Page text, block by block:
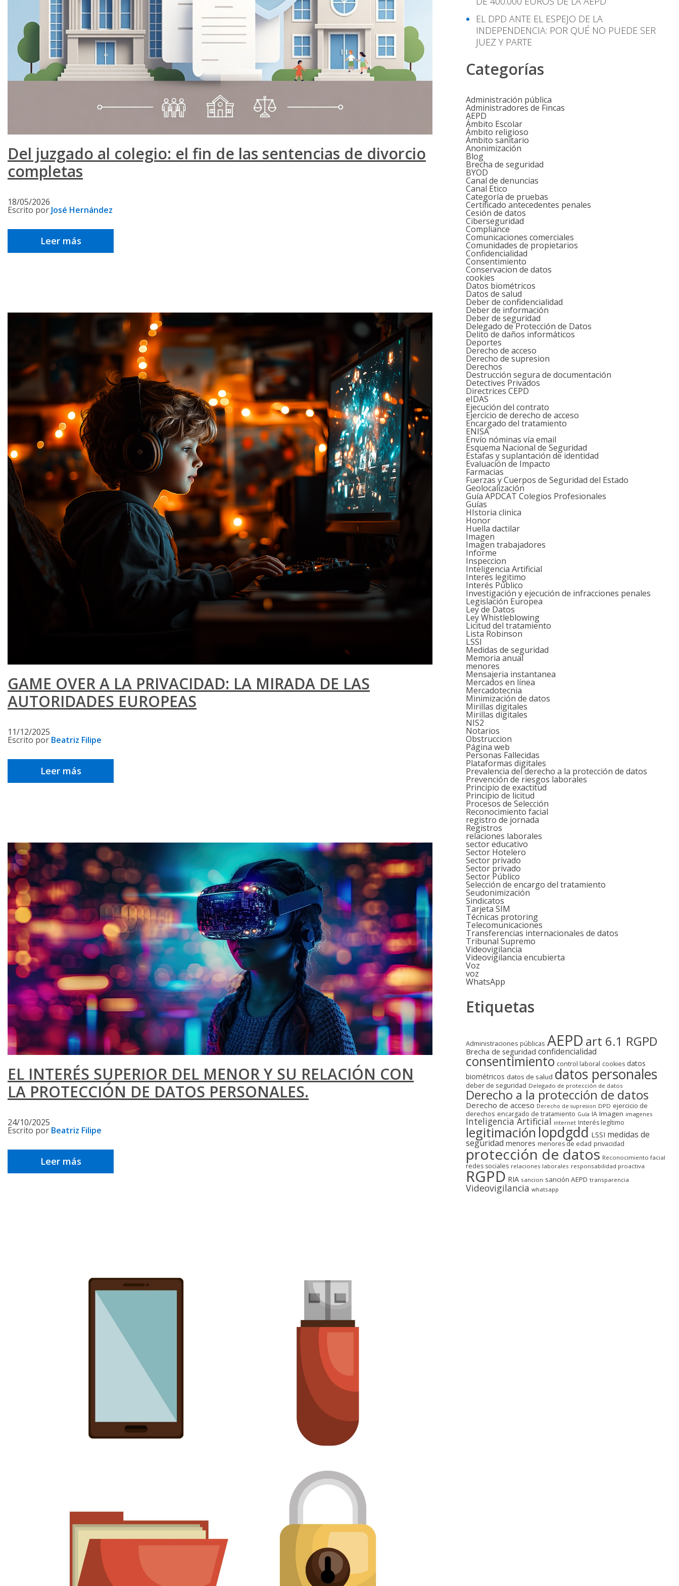
Del juzgado al colegio: el fin de las sentencias de divorcio
completas
18/05/2026
Escrito porJosé Hernández
Leer más
GAME OVER A LA PRIVACIDAD: LA MIRADA DE LAS
AUTORIDADES EUROPEAS
11/12/2025
Escrito por Beatriz Filipe
Leer más
EL INTERÉS SUPERIOR DEL MENOR Y SU RELACIÓN CON
LA PROTECCIÓN DE DATOS PERSONALES.
24/10/2025
Escrito por Beatriz Filipe
Leer más
EL DPD ANTE EL ESPEJO DE LA
INDEPENDENCIA: POR QUÉ NO PUEDE SER
JUEZ Y PARTE
Categorías
Administración pública
Administradores de Fincas
AEPD
Ámbito Escolar
Ámbito religioso
Ámbito sanitario
Anonimización
Blog
Brecha de seguridad
BYOD
Canal de denuncias
Canal Etico
Categoría de pruebas
Certificado antecedentes penales
Cesión de datos
Ciberseguridad
Compliance
Comunicaciones comerciales
Comunidades de propietarios
Confidencialidad
Consentimiento
Conservacion de datos
cookies
Datos biométricos
Datos de salud
Deber de confidencialidad
Deber de información
Deber de seguridad
Delegado de Protección de Datos
Delito de daños informáticos
Deportes
Derecho de acceso
Derecho de supresion
Derechos
Destrucción segura de documentación
Detectives Privados
Directrices CEPD
eIDAS
Ejecución del contrato
Ejercicio de derecho de acceso
Encargado del tratamiento
ENISA
Envío nóminas vía email
Esquema Nacional de Seguridad
Estafas y suplantación de identidad
Evaluación de Impacto
Farmacias
Fuerzas y Cuerpos de Seguridad del Estado
Geolocalización
Guía APDCAT Colegios Profesionales
Guías
HIstoria clinica
Honor
Huella dactilar
Imagen
Imagen trabajadores
Informe
Inspeccion
Inteligencia Artificial
Interes legitimo
Interés Público
Investigación y ejecución de infracciones penales
Legislación Europea
Ley de Datos
Ley Whistleblowing
Licitud del tratamiento
Lista Robinson
LSSI
Medidas de seguridad
Memoria anual
menores
Mensajeria instantanea
Mercados en línea
Mercadotecnia
Minimización de datos
Mirillas digitales
Mirillas digitales
NIS2
Notarios
Obstruccion
Página web
Personas Fallecidas
Plataformas digitales
Prevalencia del derecho a la protección de datos
Prevención de riesgos laborales
Principio de exactitud
Principio de licitud
Procesos de Selección
Reconocimiento facial
registro de jornada
Registros
relaciones laborales
sector educativo
Sector Hotelero
Sector privado
Sector privado
Sector Público
Selección de encargo del tratamiento
Seudonimización
Sindicatos
Tarjeta SIM
Técnicas protoring
Telecomunicaciones
Transferencias internacionales de datos
Tribunal Supremo
Videovigilancia
Videovigilancia encubierta
Voz
voz
WhatsApp
Etiquetas
Administraciones públicas AEPD art 6.1 RGPD
Brecha de seguridad confidencialidad
consentimiento control laboral cookies datos
biométricos datos de salud datos personales
deber de seguridad Delegado de protección de datos
Derecho a la protección de datos
Derecho de acceso Derecho de supresion DPD ejercicio de
derechos encargado de tratamiento Guía IA Imagen imagenes
Inteligencia Artificial internet Interés legítimo
legitimación lopdgdd LSSI medidas de
seguridad menores menores de edad privacidad
protección de datos Reconocimiento facial
redes sociales relaciones laborales responsabilidad proactiva
RGPD RIA sancion sanción AEPD transparencia
Videovigilancia whatsapp